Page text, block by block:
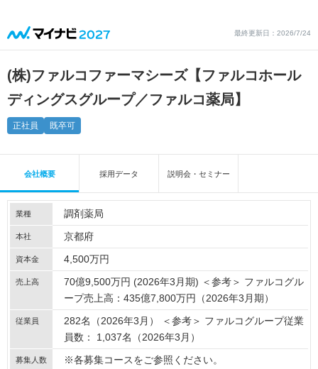
最終更新日：2026/7/24
(株)ファルコファーマシーズ【ファルコホール
ディングスグループ／ファルコ薬局】
正社員 既卒可
会社概要 採用データ 説明会・セミナー
業種 調剤薬局
本社 京都府
資本金 4,500万円
売上高
70億9,500万円 (2026年3月期) ＜参考＞ ファルコグル
ープ売上高：435億7,800万円（2026年3月期）
従業員
282名（2026年3月） ＜参考＞ ファルコグループ従業
員数： 1,037名（2026年3月）
募集人数 ※各募集コースをご参照ください。